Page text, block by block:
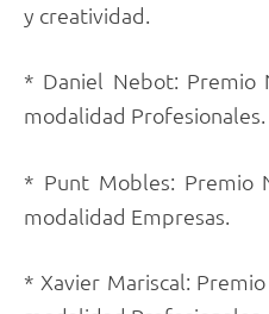
y creatividad.
* Daniel Nebot: Premio
modalidad Profesionales.
* Punt Mobles: Premio
modalidad Empresas.
* Xavier Mariscal: